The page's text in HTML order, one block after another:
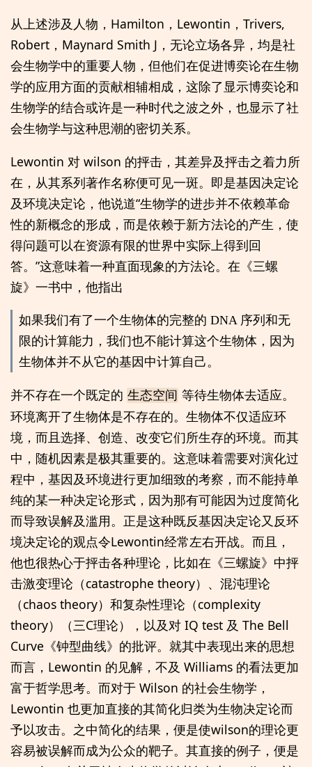
从上述涉及人物，Hamilton，Lewontin，Trivers,
Robert，Maynard Smith J，无论立场各异，均是社
会生物学中的重要人物，但他们在促进博奕论在生物
学的应用方面的贡献相辅相成，这除了显示博奕论和
生物学的结合或许是一种时代之波之外，也显示了社
会生物学与这种思潮的密切关系。
Lewontin 对 wilson 的抨击，其差异及抨击之着力所
在，从其系列著作名称便可见一斑。即是基因决定论
及环境决定论，他说道“生物学的进步并不依赖革命
性的新概念的形成，而是依赖于新方法论的产生，使
得问题可以在资源有限的世界中实际上得到回
答。”这意味着一种直面现象的方法论。在《三螺
旋》一书中，他指出
如果我们有了一个生物体的完整的 DNA 序列和无
限的计算能力，我们也不能计算这个生物体，因为
生物体并不从它的基因中计算自己。
并不存在一个既定的 生态空间 等待生物体去适应。
环境离开了生物体是不存在的。生物体不仅适应环
境，而且选择、创造、改变它们所生存的环境。而其
中，随机因素是极其重要的。这意味着需要对演化过
程中，基因及环境进行更加细致的考察，而不能持单
纯的某一种决定论形式，因为那有可能因为过度简化
而导致误解及滥用。正是这种既反基因决定论又反环
境决定论的观点令Lewontin经常左右开战。而且，
他也很热心于抨击各种理论，比如在《三螺旋》中抨
击激变理论（catastrophe theory）、混沌理论
（chaos theory）和复杂性理论（complexity
theory）（三C理论），以及对 IQ test 及 The Bell
Curve《钟型曲线》的批评。就其中表现出来的思想
而言，Lewontin 的见解，不及 Williams 的看法更加
富于哲学思考。而对于 Wilson 的社会生物学，
Lewontin 也更加直接的其简化归类为生物决定论而
予以攻击。之中简化的结果，便是使wilson的理论更
容易被误解而成为公众的靶子。其直接的例子，便是